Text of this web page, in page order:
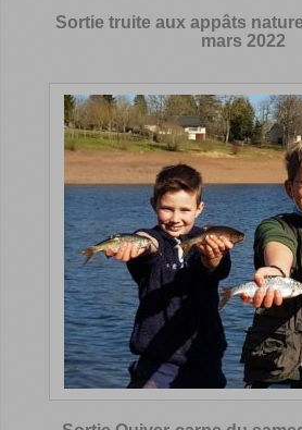
Sortie truite aux appâts
mars 2022